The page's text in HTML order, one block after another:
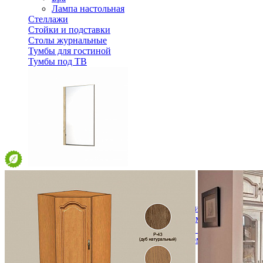
Лампа настольная
Стеллажи
Стойки и подставки
Столы журнальные
Тумбы для гостиной
Тумбы под ТВ
Спальня
Деревянные кровати с подъемным механизмом
Кровати односпальные с подъемным механизмом
Кровати двуспальные с подъемным механизмом
Кровати полутороспальные с подъемным
Зеркала